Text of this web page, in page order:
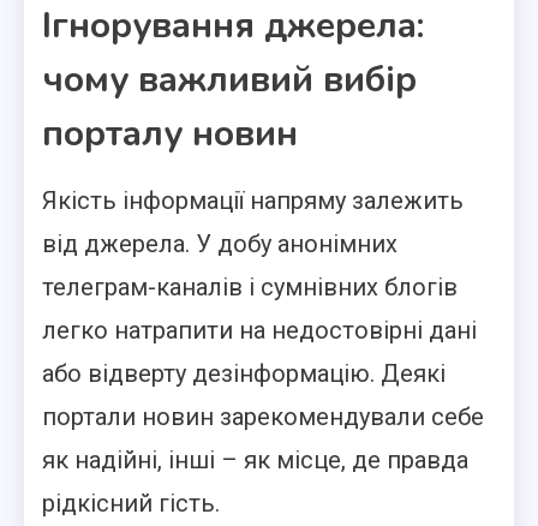
Ігнорування джерела:
чому важливий вибір
порталу новин
Якість інформації напряму залежить
від джерела. У добу анонімних
телеграм-каналів і сумнівних блогів
легко натрапити на недостовірні дані
або відверту дезінформацію. Деякі
портали новин зарекомендували себе
як надійні, інші – як місце, де правда
рідкісний гість.